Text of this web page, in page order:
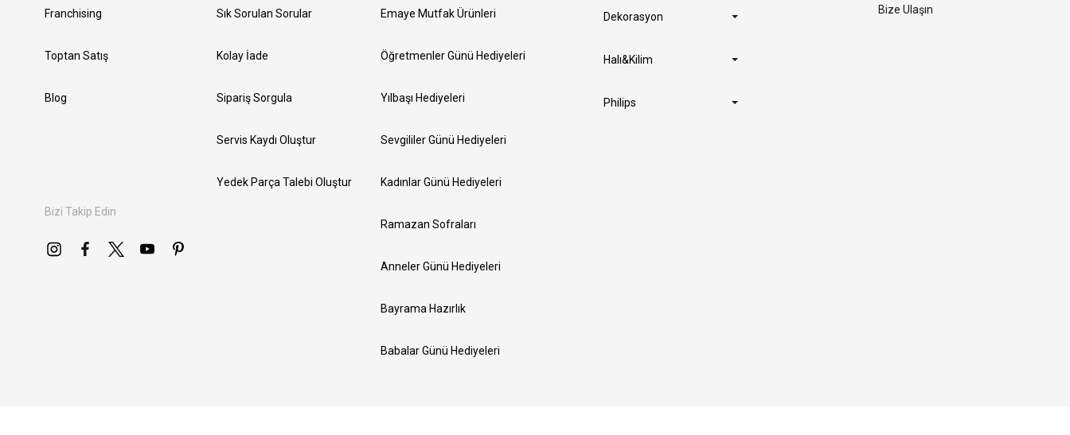
Franchising
Toptan Satış
Blog
Bizi Takip Edin
Sık Sorulan Sorular
Kolay İade
Sipariş Sorgula
Servis Kaydı Oluştur
Yedek Parça Talebi Oluştur
Emaye Mutfak Ürünleri
Öğretmenler Günü Hediyeleri
Yılbaşı Hediyeleri
Sevgililer Günü Hediyeleri
Kadınlar Günü Hediyeleri
Ramazan Sofraları
Anneler Günü Hediyeleri
Bayrama Hazırlık
Babalar Günü Hediyeleri
Dekorasyon
Halı&Kilim
Philips
Bize Ulaşın